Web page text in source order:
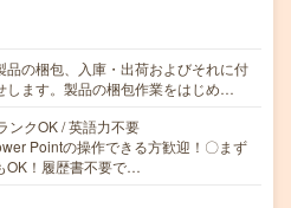
品の梱包、入庫・出荷およびそれに付
します。製品の梱包作業をはじめ…
ンクOK / 英語力不要
Pointの操作できる方歓迎！〇まず
OK！履歴書不要で…